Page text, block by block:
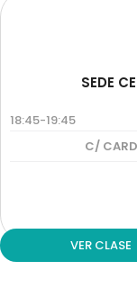
SEDE
18:45-19:45
C/
VER CLASE